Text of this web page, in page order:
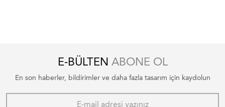
E-BÜLTEN ABONE OL
En son haberler, bildirimler ve daha fazla tasarım için kaydolun